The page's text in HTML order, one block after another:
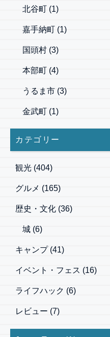
北谷町 (1)
嘉手納町 (1)
国頭村 (3)
本部町 (4)
うるま市 (3)
金武町 (1)
カテゴリー
観光 (404)
グルメ (165)
歴史・文化 (36)
城 (6)
キャンプ (41)
イベント・フェス (16)
ライフハック (6)
レビュー (7)